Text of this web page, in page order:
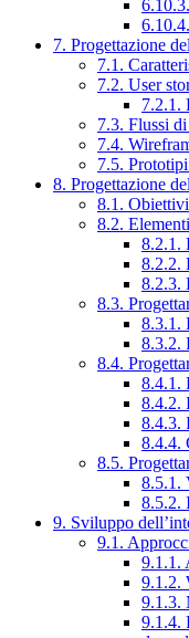
7. Progettazione
7.1.
7.2. User
7.2.1.
7.3. Flussi
7.4.
7.5.
8. Progettazione
8.1.
8.2.
8.2.1.
8.2.2.
8.2.3.
8.3.
8.3.1.
8.3.2.
8.4.
8.4.1.
8.4.2.
8.4.3.
8.4.4.
8.5.
8.5.1.
8.5.2.
9. Sviluppo
9.1.
9.1.1.
9.1.2.
9.1.3.
9.1.4.